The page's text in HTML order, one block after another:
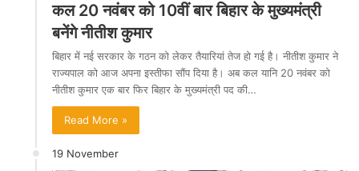
कल 20 नवंबर को 10वीं बार बिहार के मुख्यमंत्री
बनेंगे नीतीश कुमार
बिहार में नई सरकार के गठन को लेकर तैयारियां तेज हो गई है। नीतीश कुमार ने
राज्यपाल को आज अपना इस्तीफा सौंप दिया है। अब कल यानि 20 नवंबर को
नीतीश कुमार एक बार फिर बिहार के मुख्यमंत्री पद की…
Read More »
19 November